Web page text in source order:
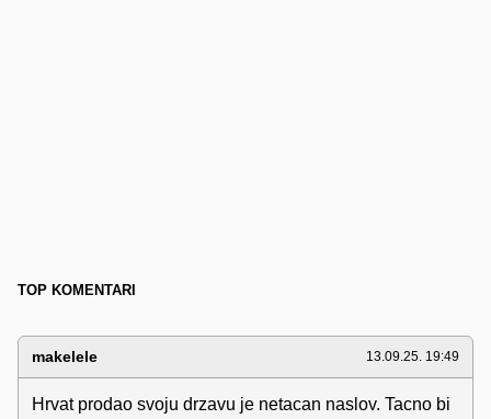
TOP KOMENTARI
makelele 13.09.25. 19:49
Hrvat prodao svoju drzavu je netacan naslov. Tacno bi